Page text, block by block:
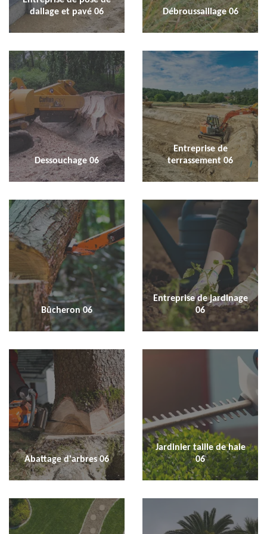
dallage et pavé 06
Débroussaillage 06
Dessouchage 06
Entreprise de
terrassement 06
Bûcheron 06
Entreprise de jardinage
06
Abattage d'arbres 06
Jardinier taille de haie
06